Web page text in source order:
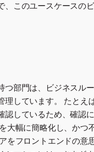
、このユースケースの
つ部門は、ビジネスル
理しています。 たとえ
認しているため、確認
大幅に簡略化し、かつ
をフロントエンドの意